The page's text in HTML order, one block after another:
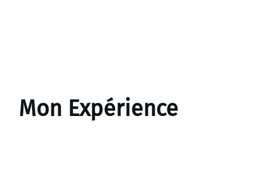
Mon Expérience